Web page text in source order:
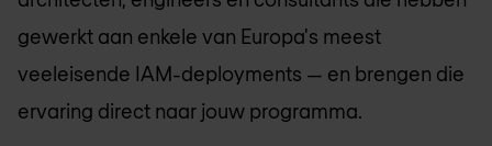
gewerkt aan enkele van Europa's meest
veeleisende IAM-deployments — en brengen die
ervaring direct naar jouw programma.